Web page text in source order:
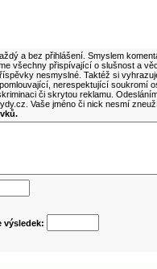
a bez přihlášení. Smyslem
všechny přispívající o slušnost a
nesmyslné. Taktéž si
nerespektující soukromí
či skrytou reklamu.
Vaše jméno či nick nesmí
výsledek: